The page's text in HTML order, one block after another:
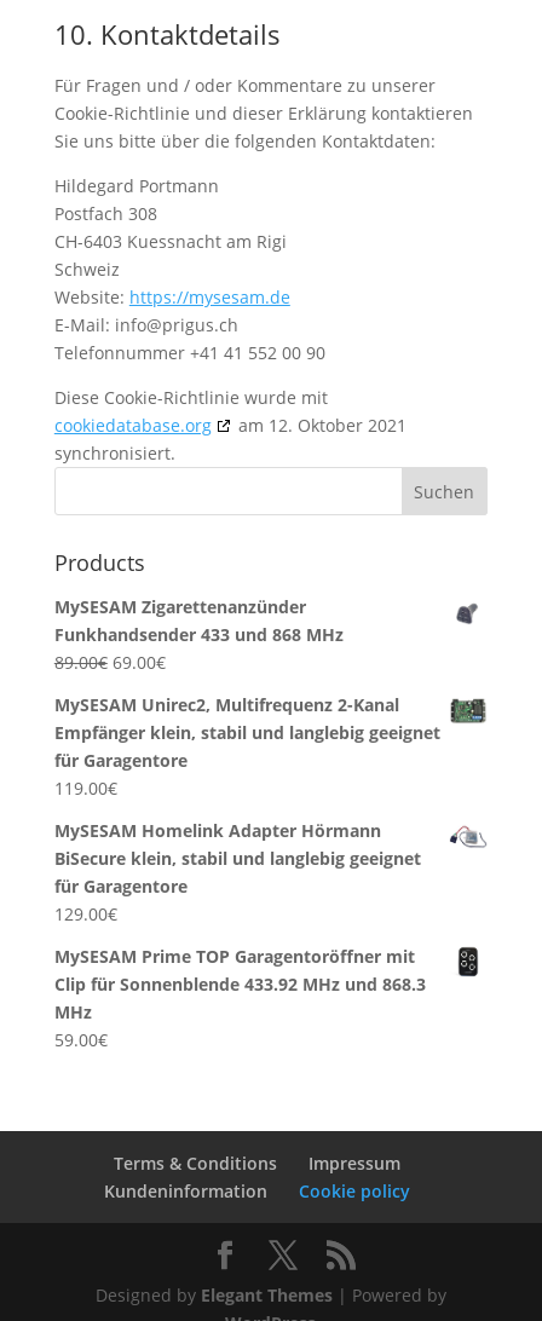
10. Kontaktdetails
Für Fragen und / oder Kommentare zu unserer
Cookie-Richtlinie und dieser Erklärung kontaktieren
Sie uns bitte über die folgenden Kontaktdaten:
Hildegard Portmann
Postfach 308
CH-6403 Kuessnacht am Rigi
Schweiz
Website: https://mysesam.de
E-Mail: info@prigus.ch
Telefonnummer +41 41 552 00 90
Diese Cookie-Richtlinie wurde mit
cookiedatabase.org
am 12. Oktober 2021
synchronisiert.
Products
MySESAM Zigarettenanzünder
Funkhandsender 433 und 868 MHz
89.00€ Ursprünglicher
war:
89.00€
69.00€Aktueller
ist:
69.00€.
MySESAM Unirec2, Multifrequenz 2-Kanal
Empfänger klein, stabil und langlebig geeignet
für Garagentore
119.00€
MySESAM Homelink Adapter Hörmann
BiSecure klein, stabil und langlebig geeignet
für Garagentore
129.00€
MySESAM Prime TOP Garagentoröffner mit
Clip für Sonnenblende 433.92 MHz und 868.3
MHz
59.00€
Terms & Conditions
Impressum
Kundeninformation
Cookie policy
Designed by Elegant Themes| Powered by